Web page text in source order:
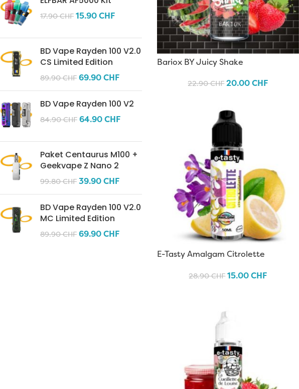
17.90CHF 15.90CHF
BD Vape Rayden 100 V2.0
CS Limited Edition
89.90CHF 69.90CHF
BD Vape Rayden 100 V2
84.90CHF 64.90CHF
Paket Centaurus M100 +
Geekvape Z Nano 2
99.80CHF 39.90CHF
BD Vape Rayden 100 V2.0
MC Limited Edition
89.90CHF 69.90CHF
Bariox BY Juicy Shake
22.90CHF 20.00CHF
E-Tasty Amalgam Citrolette
28.90CHF 15.00CHF